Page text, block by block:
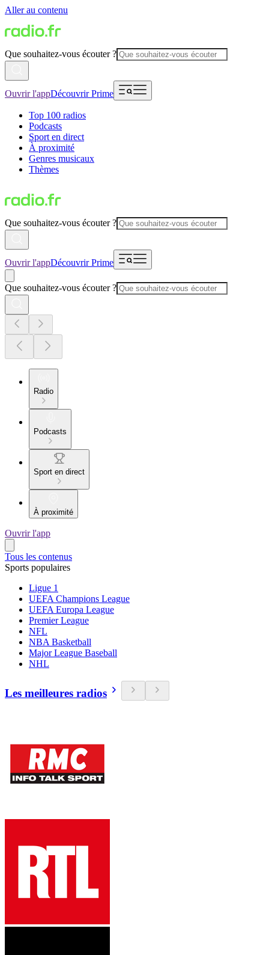
Aller au contenu
Que souhaitez-vous écouter ?
Ouvrir l'appDécouvrir Prime
Top 100 radios
Podcasts
Sport en direct
À proximité
Genres musicaux
Thèmes
Que souhaitez-vous écouter ?
Ouvrir l'appDécouvrir Prime
Que souhaitez-vous écouter ?
Radio
Podcasts
Sport en direct
À proximité
Ouvrir l'app
Tous les contenus
Sports populaires
Ligue 1
UEFA Champions League
UEFA Europa League
Premier League
NFL
NBA Basketball
Major League Baseball
NHL
Les meilleures radios